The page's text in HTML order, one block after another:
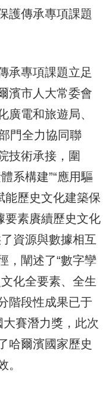
護傳承專項課題
承專項課題立足
濱市人大常委會
廣電和旅遊局、
門全力協同聯
技術承接，圍
系構建”“應用驅
能歷史文化建築保
要素賡續歷史文化
資源與數據相互
，闡述了“數字孿
化全要素、全生
階段性成果已于
大賽潛力獎，此次
哈爾濱國家歷史
。